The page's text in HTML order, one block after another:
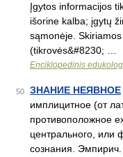
Įgytos informacijos
išorine kalba; įgytų
sąmonėje.
(tikrovės&#8230; …
Enciklopedinis
50 ЗНАНИЕ НЕЯВНОЕ
имплицитное (от
противоположное
центрального, или
сознания. Эмпирич.